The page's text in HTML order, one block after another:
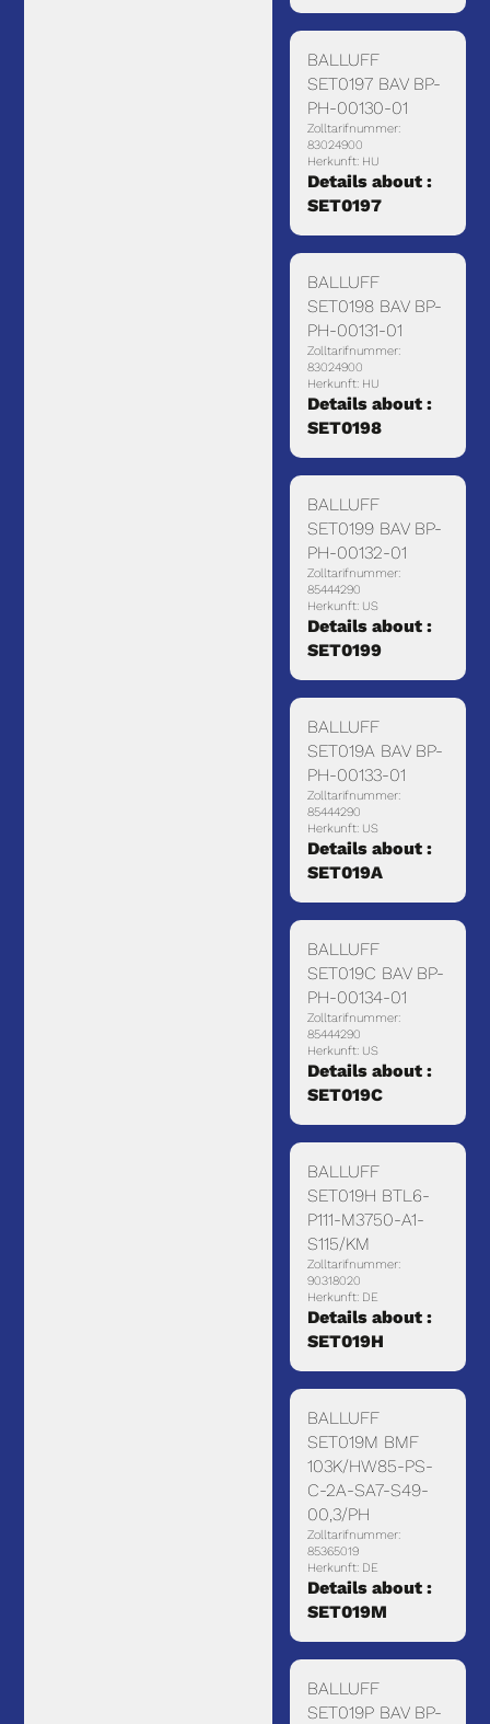
BALLUFF
SET0197 BAV BP-
PH-00130-01
Zolltarifnummer:
83024900
Herkunft: HU
Details about :
SET0197
BALLUFF
SET0198 BAV BP-
PH-00131-01
Zolltarifnummer:
83024900
Herkunft: HU
Details about :
SET0198
BALLUFF
SET0199 BAV BP-
PH-00132-01
Zolltarifnummer:
85444290
Herkunft: US
Details about :
SET0199
BALLUFF
SET019A BAV BP-
PH-00133-01
Zolltarifnummer:
85444290
Herkunft: US
Details about :
SET019A
BALLUFF
SET019C BAV BP-
PH-00134-01
Zolltarifnummer:
85444290
Herkunft: US
Details about :
SET019C
BALLUFF
SET019H BTL6-
P111-M3750-A1-
S115/KM
Zolltarifnummer:
90318020
Herkunft: DE
Details about :
SET019H
BALLUFF
SET019M BMF
103K/HW85-PS-
C-2A-SA7-S49-
00,3/PH
Zolltarifnummer:
85365019
Herkunft: DE
Details about :
SET019M
BALLUFF
SET019P BAV BP-